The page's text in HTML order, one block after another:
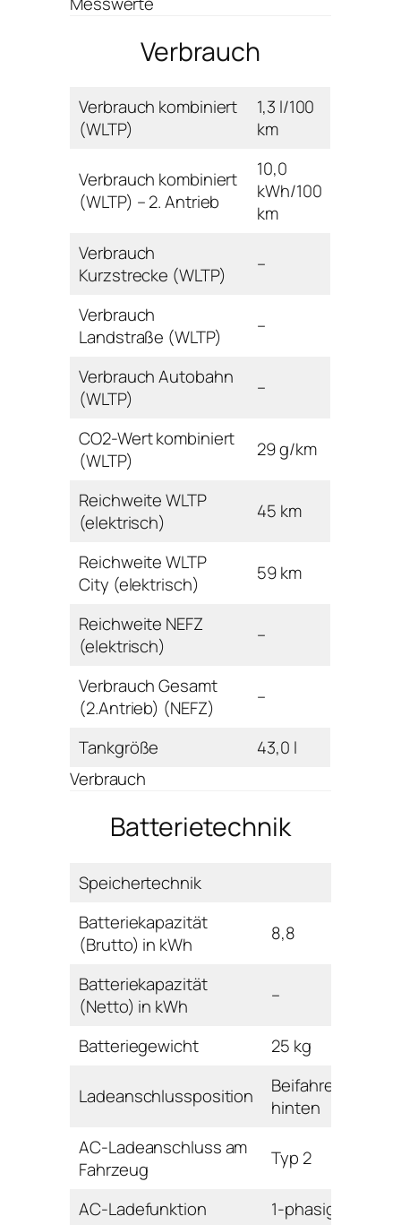
Verbrauch
Verbrauch kombiniert
(WLTP)
1,3 l/100
km
Verbrauch kombiniert
(WLTP) – 2. Antrieb
10,0
kWh/100
km
Verbrauch
Kurzstrecke (WLTP)
–
Verbrauch
Landstraße (WLTP)
–
Verbrauch Autobahn
(WLTP)
–
CO2-Wert kombiniert
(WLTP)
29 g/km
Reichweite WLTP
(elektrisch)
45 km
Reichweite WLTP
City (elektrisch)
59 km
Reichweite NEFZ
(elektrisch)
–
Verbrauch Gesamt
(2.Antrieb) (NEFZ)
–
Tankgröße
43,0 l
Verbrauch
Batterietechnik
Speichertechnik
Batteriekapazität
(Brutto) in kWh
8,8
Batteriekapazität
(Netto) in kWh
–
Batteriegewicht 25 kg
Ladeanschlussposition
Beifahrerseite
hinten
AC-Ladeanschluss am
Fahrzeug
Typ 2
AC-Ladefunktion
1-phasig